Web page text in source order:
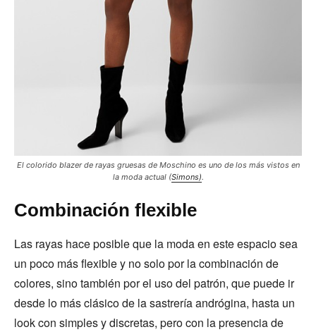
El colorido blazer de rayas gruesas de Moschino es uno de los más vistos en
la moda actual (Simons).
Combinación flexible
Las rayas hace posible que la moda en este espacio sea
un poco más flexible y no solo por la combinación de
colores, sino también por el uso del patrón, que puede ir
desde lo más clásico de la sastrería andrógina, hasta un
look con simples y discretas, pero con la presencia de